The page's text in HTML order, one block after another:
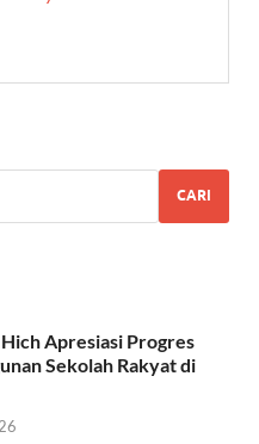
CARI
Apresiasi Progres
Sekolah Rakyat di